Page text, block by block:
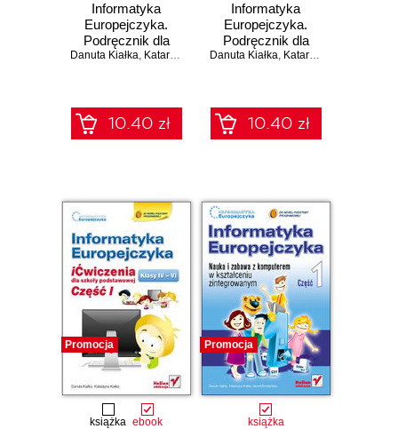
Informatyka
Europejczyka.
Podręcznik dla
szkoły
Danuta Kiałka, Katarzyna Kiałka
10.40 zł
Informatyka
Europejczyka.
Podręcznik dla
szkoły
Danuta Kiałka, Katarzyna Kiałka
10.40 zł
Promocja
książka ebook
Promocja
książka